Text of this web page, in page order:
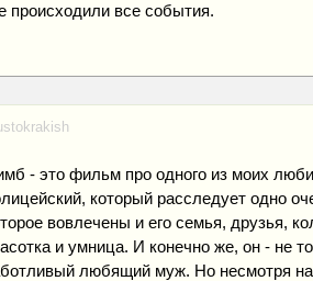
происходили все события.
- это фильм про одного из моих
который расследует одно
вовлечены и его семья, друзья,
и умница. И конечно же, он - не
любящий муж. Но несмотря на